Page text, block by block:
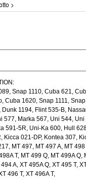
>
Snap 1110, Cuba 621,
Cuba 1620, Snap 1111, Snap
Dunk 1194, Flint 535-B,
577, Marka 567, Uni 544, Uni
591-5R, Uni-Ka 600, Hull
Kicca 021-DP, Kontea 307,
MT 497, MT 497 A, MT 498
T, MT 499 Q, MT 499A Q,
A, XT 495A Q, XT 495 T,
496 T, XT 496A T,